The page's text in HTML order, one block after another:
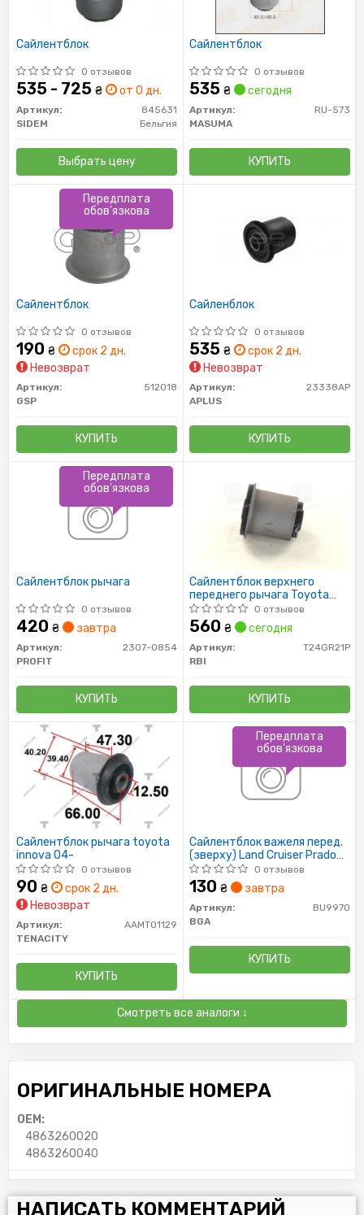
Сайлентблок
0 отзывов
535 - 725 ₴ от 0 дн.
Артикул:
845631
SIDEM
Бельгия
Выбрать цену
Сайлентблок
0 отзывов
535 ₴ сегодня
Артикул:
RU-573
MASUMA
КУПИТЬ
Сайлентблок
0 отзывов
190 ₴
срок 2 дн.
Невозврат
Артикул:
512018
GSP
КУПИТЬ
Передплата
обов'язкова
Сайленблок
0 отзывов
535 ₴
срок 2 дн.
Невозврат
Артикул:
23338AP
APLUS
КУПИТЬ
Сайлентблок рычага
0 отзывов
420 ₴ завтра
Артикул:
2307-0854
PROFIT
КУПИТЬ
Передплата
обов'язкова
Сайлентблок верхнего
переднего рычага Toyota
Land Cruiser Prado
LC150/GX460 FR UP 09-
0 отзывов
560 ₴ сегодня
Артикул:
T24GR21P
RBI
КУПИТЬ
Сайлентблок рычага toyota
innova 04-
0 отзывов
90 ₴
срок 2 дн.
Невозврат
Артикул:
AAMTO1129
TENACITY
КУПИТЬ
Сайлентблок важеля перед.
(зверху) Land Cruiser Prado
02-
0 отзывов
130 ₴ завтра
Артикул:
BU9970
BGA
КУПИТЬ
Передплата
обов'язкова
Смотреть все аналоги ↓
ОРИГИНАЛЬНЫЕ НОМЕРА
OEM:
4863260020
4863260040
НАПИСАТЬ КОММЕНТАРИЙ